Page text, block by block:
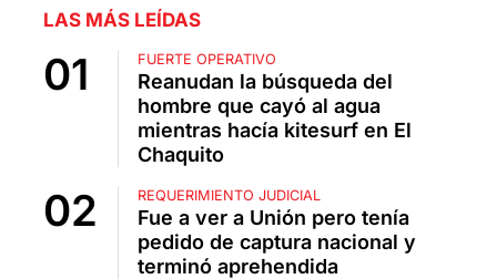
LAS MÁS LEÍDAS
FUERTE OPERATIVO
Reanudan la búsqueda del
hombre que cayó al agua
mientras hacía kitesurf en El
Chaquito
REQUERIMIENTO JUDICIAL
Fue a ver a Unión pero tenía
pedido de captura nacional y
terminó aprehendida